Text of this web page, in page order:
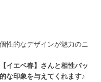
性的なデザインが魅力のニ
イエベ春】さんと相性バッ
な印象を与えてくれます♪